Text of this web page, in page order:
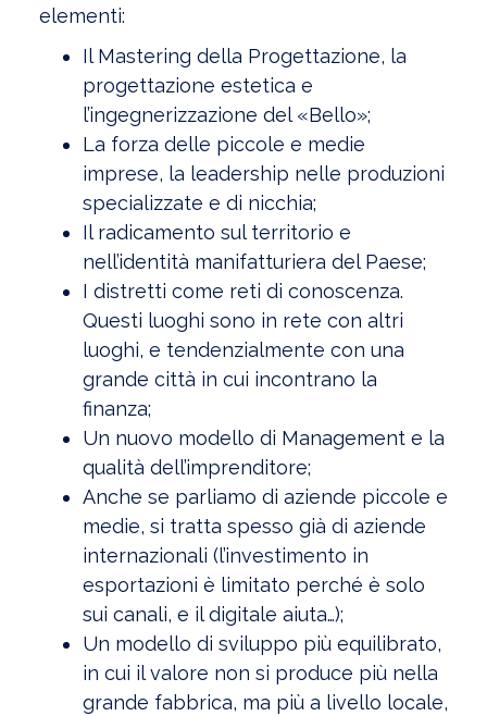
elementi:
Il Mastering della Progettazione, la
progettazione estetica e
l’ingegnerizzazione del «Bello»;
La forza delle piccole e medie
imprese, la leadership nelle produzioni
specializzate e di nicchia;
Il radicamento sul territorio e
nell’identità manifatturiera del Paese;
I distretti come reti di conoscenza.
Questi luoghi sono in rete con altri
luoghi, e tendenzialmente con una
grande città in cui incontrano la
finanza;
Un nuovo modello di Management e la
qualità dell’imprenditore;
Anche se parliamo di aziende piccole e
medie, si tratta spesso già di aziende
internazionali (l’investimento in
esportazioni è limitato perché è solo
sui canali, e il digitale aiuta…);
Un modello di sviluppo più equilibrato,
in cui il valore non si produce più nella
grande fabbrica, ma più a livello locale,